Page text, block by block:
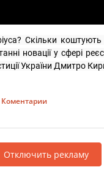
Скільки
новації у сфері
України Дмитро
Коментарии
Отключить рекламу